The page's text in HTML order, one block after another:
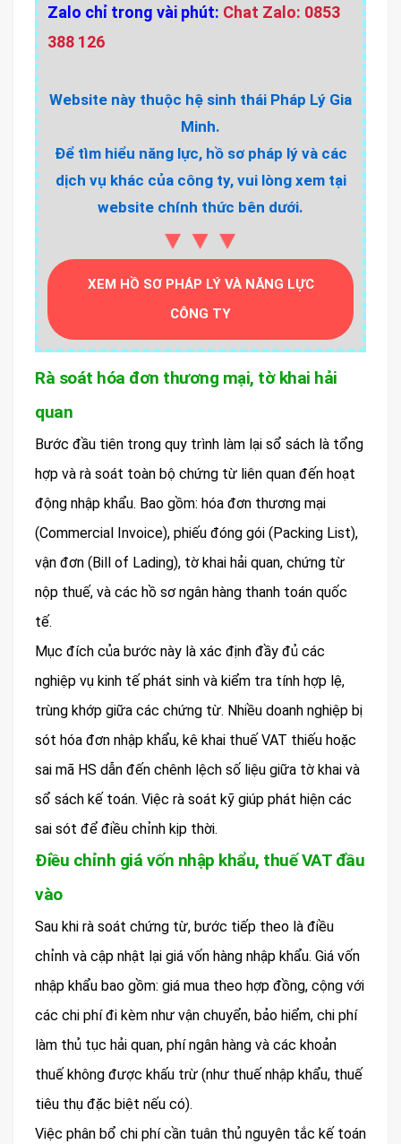
Zalo chỉ trong vài phút: Chat Zalo: 0853
388 126
Website này thuộc hệ sinh thái Pháp Lý Gia
Minh.
Để tìm hiểu năng lực, hồ sơ pháp lý và các
dịch vụ khác của công ty, vui lòng xem tại
website chính thức bên dưới.
▼▼▼
XEM HỒ SƠ PHÁP LÝ VÀ NĂNG LỰC
CÔNG TY
Rà soát hóa đơn thương mại, tờ khai hải
quan
Bước đầu tiên trong quy trình làm lại sổ sách là tổng
hợp và rà soát toàn bộ chứng từ liên quan đến hoạt
động nhập khẩu. Bao gồm: hóa đơn thương mại
(Commercial Invoice), phiếu đóng gói (Packing List),
vận đơn (Bill of Lading), tờ khai hải quan, chứng từ
nộp thuế, và các hồ sơ ngân hàng thanh toán quốc
tế.
Mục đích của bước này là xác định đầy đủ các
nghiệp vụ kinh tế phát sinh và kiểm tra tính hợp lệ,
trùng khớp giữa các chứng từ. Nhiều doanh nghiệp bị
sót hóa đơn nhập khẩu, kê khai thuế VAT thiếu hoặc
sai mã HS dẫn đến chênh lệch số liệu giữa tờ khai và
sổ sách kế toán. Việc rà soát kỹ giúp phát hiện các
sai sót để điều chỉnh kịp thời.
Điều chỉnh giá vốn nhập khẩu, thuế VAT đầu
vào
Sau khi rà soát chứng từ, bước tiếp theo là điều
chỉnh và cập nhật lại giá vốn hàng nhập khẩu. Giá vốn
nhập khẩu bao gồm: giá mua theo hợp đồng, cộng với
các chi phí đi kèm như vận chuyển, bảo hiểm, chi phí
làm thủ tục hải quan, phí ngân hàng và các khoản
thuế không được khấu trừ (như thuế nhập khẩu, thuế
tiêu thụ đặc biệt nếu có).
Việc phân bổ chi phí cần tuân thủ nguyên tắc kế toán